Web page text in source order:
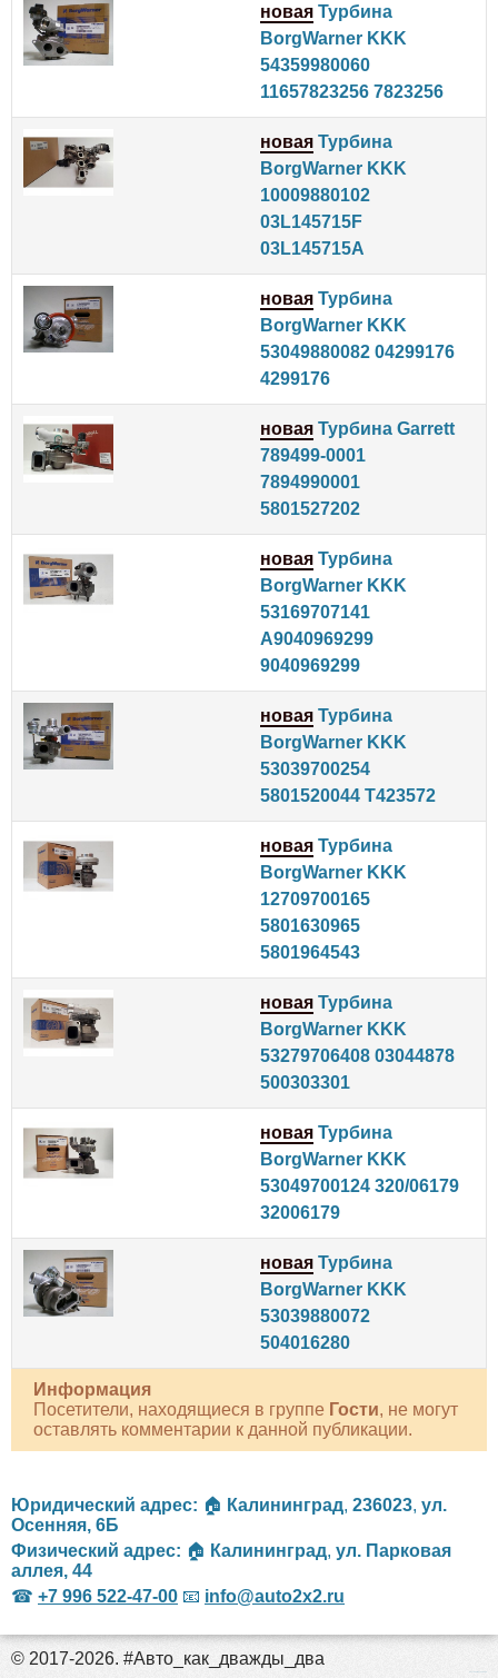
новая Турбина
BorgWarner KKK
54359980060
11657823256 7823256
новая Турбина
BorgWarner KKK
10009880102
03L145715F
03L145715A
новая Турбина
BorgWarner KKK
53049880082 04299176
4299176
новая Турбина Garrett
789499-0001
7894990001
5801527202
новая Турбина
BorgWarner KKK
53169707141
A9040969299
9040969299
новая Турбина
BorgWarner KKK
53039700254
5801520044 T423572
новая Турбина
BorgWarner KKK
12709700165
5801630965
5801964543
новая Турбина
BorgWarner KKK
53279706408 03044878
500303301
новая Турбина
BorgWarner KKK
53049700124 320/06179
32006179
новая Турбина
BorgWarner KKK
53039880072
504016280
Информация
Посетители, находящиеся в группе Гости, не могут
оставлять комментарии к данной публикации.
Юридический адрес: 🏠 Калининград, 236023, ул.
Осенняя, 6Б
Физический адрес: 🏠 Калининград, ул. Парковая
аллея, 44
☎ +7 996 522-47-00 📧 info@auto2x2.ru
© 2017-2026. #Авто_как_дважды_два